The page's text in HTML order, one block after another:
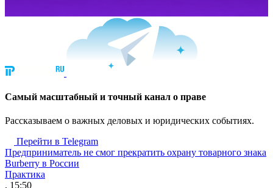
Cамый масштабный и точный канал о праве
Рассказываем о важных деловых и юридических событиях.
Перейти в Telegram
Предприниматель не смог прекратить охрану товарного знака
Burberry в России
Практика
, 15:50